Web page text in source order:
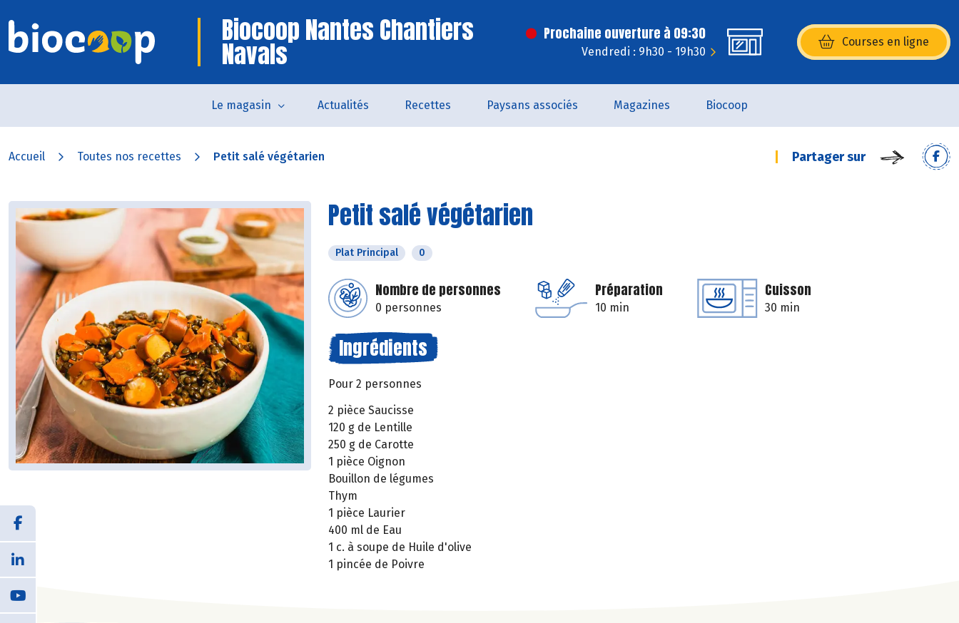
Biocoop Nantes Chantiers
Navals
Prochaine ouverture à 09:30
Vendredi : 9h30 - 19h30
Courses en ligne
(s’ouvre dans une nouvelle
Le magasin Actualités Recettes Paysans associés Magazines Biocoop
Accueil Toutes nos recettes Petit salé végétarien Partager sur
Petit salé végétarien
Plat Principal 0
Nombre de personnes
0 personnes
Préparation
10 min
Cuisson
30 min
Ingrédients
Pour 2 personnes
2 pièce Saucisse
120 g de Lentille
250 g de Carotte
1 pièce Oignon
Bouillon de légumes
Thym
1 pièce Laurier
400 ml de Eau
1 c. à soupe de Huile d'olive
1 pincée de Poivre